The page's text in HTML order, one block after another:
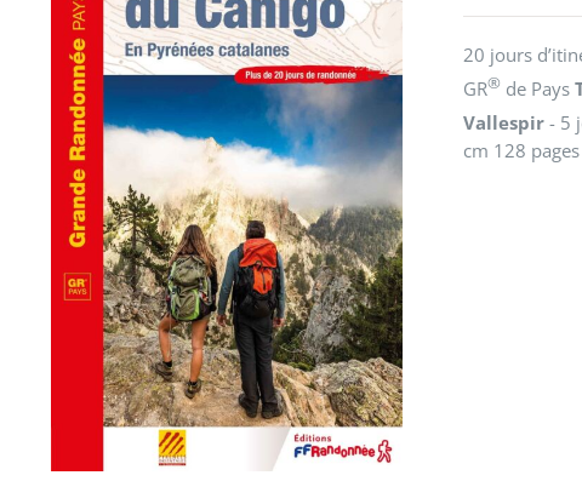
AJOUTER AU PANIER / DÉTAILS
20 jours
GR® de Pays
Vallespir - 5
cm 128